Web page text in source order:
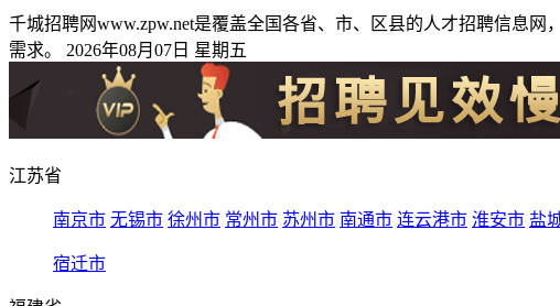
千城招聘网www.zpw.net是覆盖全国各省、市、区县的人才招聘信息
需求。 2026年08月07日 星期五
江苏省
南京市 无锡市 徐州市 常州市 苏州市 南通市 连云港市 淮安市 盐
宿迁市